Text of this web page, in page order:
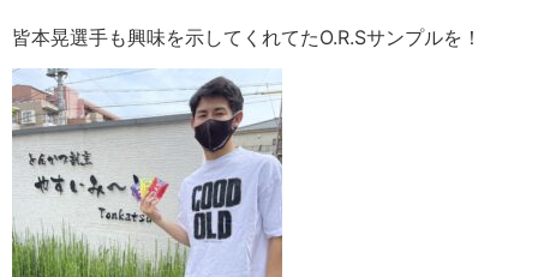
皆本晃選手も興味を示してくれてたO.R.Sサンプルを！